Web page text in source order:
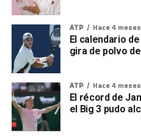
ATP Hace 4 meses
El calendario
gira de polvo
ATP Hace 4 meses
El récord de
el Big 3 pudo